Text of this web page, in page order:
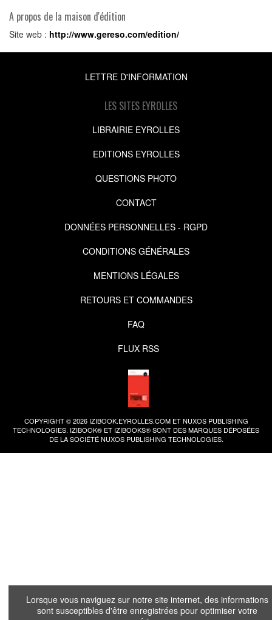
Lorsque vous naviguez sur notre site internet, des informations
sont susceptibles d'être enregistrées pour optimiser votre
A propos de la maison d'édition
Site web : http://www.gereso.com/edition/
LETTRE D'INFORMATION
LES SITES EYROLLES
LIBRAIRIE EYROLLES
EDITIONS EYROLLES
QUESTIONS PHOTO
CONTACT
DONNÉES PERSONNELLES - RGPD
CONDITIONS GÉNÉRALES
MENTIONS LÉGALES
RETOURS ET COMMANDES
FAQ
FLUX RSS
COPYRIGHT © 2026 IZIBOOK.EYROLLES.COM ET NUXOS PUBLISHING
TECHNOLOGIES. IZIBOOK® ET IZIBOOKS®SONT DES MARQUES DÉPOSÉES
DE LA SOCIÉTÉNUXOS PUBLISHING TECHNOLOGIES.